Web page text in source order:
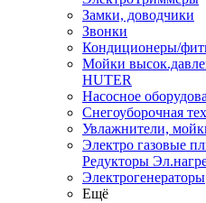
Замки, доводчики
Звонки
Кондиционеры/
Мойки
HUTER
Насосное
Снегоуборочная
Увлажнители,
Электро газовые
Редукторы
Электрогенераторы
Ещё